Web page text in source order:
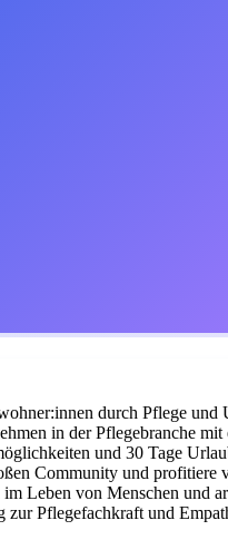
durch Pflege und
in der Pflegebranche mit
und 30 Tage
Community und profitiere
Leben von Menschen und
zur Pflegefachkraft und